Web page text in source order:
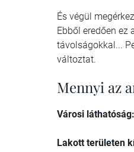
És végül
Ebből eredően
távolságokkal...
változtat.
Mennyi az
Városi láthatóság:
Lakott területen